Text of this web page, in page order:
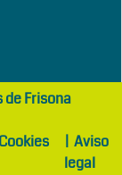
de Frisona
| Aviso
legal